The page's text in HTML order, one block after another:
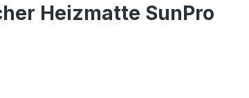
Heizmatte SunPro